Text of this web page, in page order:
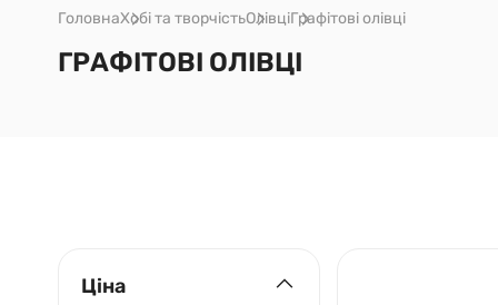
ГоловнаХобі та творчістьОлівціГрафітові олівці
ГРАФІТОВІ ОЛІВЦІ
Ціна